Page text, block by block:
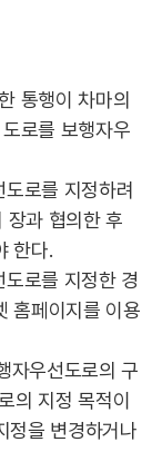
통행이 차마의
로를 보행자우
로를 지정하려
장과 협의한 후
한다.
로를 지정한 경
홈페이지를 이용
자우선도로의 구
의 지정 목적이
정을 변경하거나